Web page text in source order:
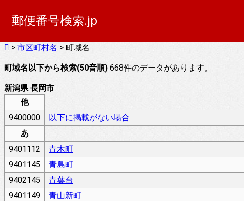
郵便番号検索.jp
> 市区町村名 > 町域名
町域名以下から検索(50音順) 668件のデータがあります。
新潟県 長岡市
他
9400000
以下に掲載がない場合
あ
9401112
青木町
9401145
青島町
9402145
青葉台
9401149
青山新町